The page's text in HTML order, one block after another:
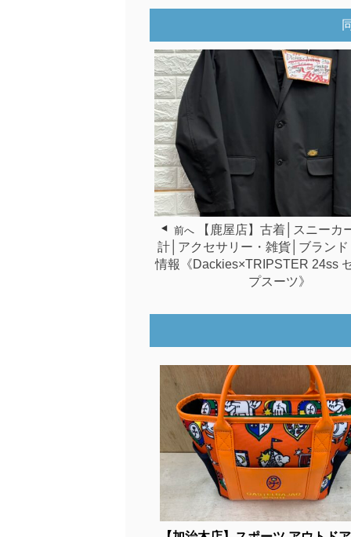
前へ
【鹿屋店】古着│スニーカ
計│アクセサリー・雑貨│ブラン
情報《Dackies×TRIPSTER 24ss
プスーツ》